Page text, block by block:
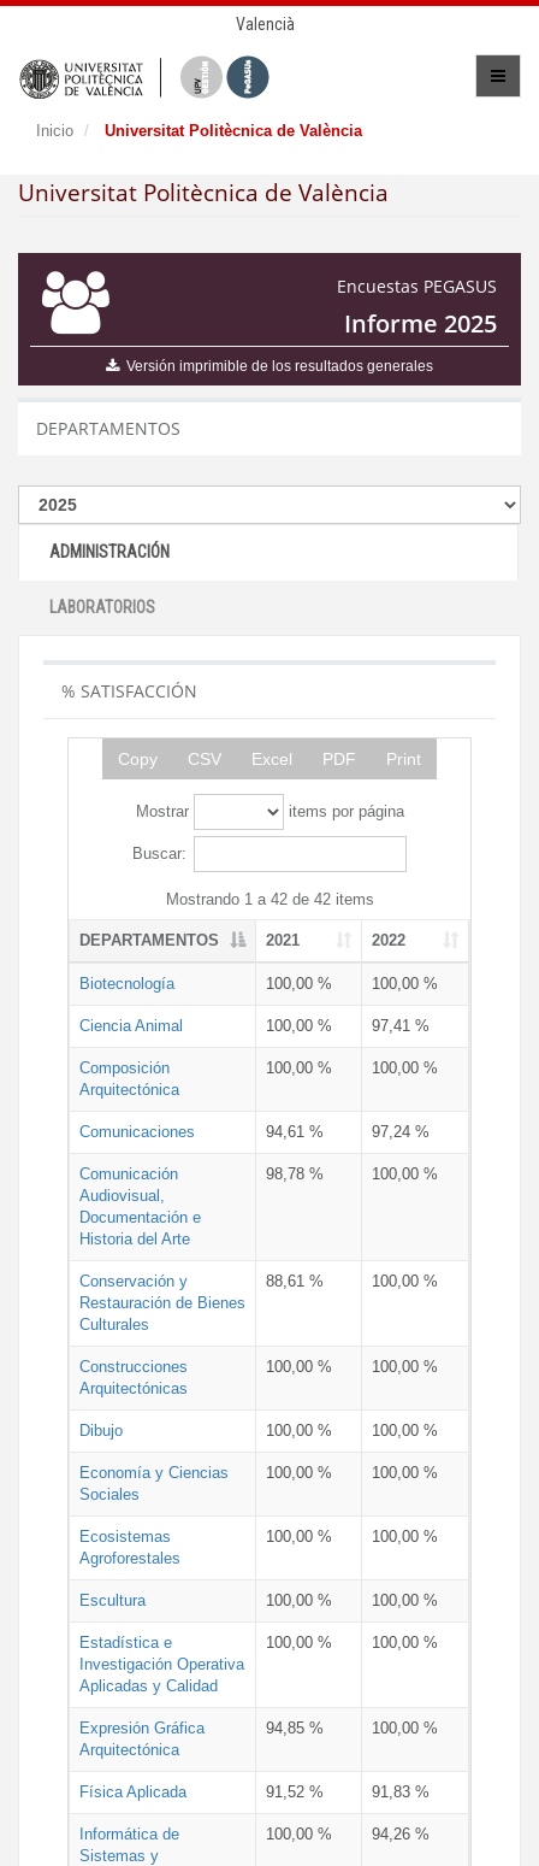
Valencià
Inicio Universitat Politècnica de València
Universitat Politècnica de València
Encuestas PEGASUS
Informe 2025
Versión imprimible de los resultados generales
DEPARTAMENTOS
ADMINISTRACIÓN
LABORATORIOS
% SATISFACCIÓN
Copy CSV Excel PDF Print
Mostrar items por página
Buscar:
Mostrando 1 a 42 de 42 items
DEPARTAMENTOS 2021 2022
Biotecnología 100,00 % 100,00 %
Ciencia Animal 100,00 % 97,41 %
Composición
Arquitectónica
100,00 % 100,00 %
Comunicaciones 94,61 % 97,24 %
Comunicación
Audiovisual,
Documentación e
Historia del Arte
98,78 % 100,00 %
Conservación y
Restauración de Bienes
Culturales
88,61 % 100,00 %
Construcciones
Arquitectónicas
100,00 % 100,00 %
Dibujo 100,00 % 100,00 %
Economía y Ciencias
Sociales
100,00 % 100,00 %
Ecosistemas
Agroforestales
100,00 % 100,00 %
Escultura 100,00 % 100,00 %
Estadística e
Investigación Operativa
Aplicadas y Calidad
100,00 % 100,00 %
Expresión Gráfica
Arquitectónica
94,85 % 100,00 %
Física Aplicada 91,52 % 91,83 %
Informática de
Sistemas y
100,00 % 94,26 %